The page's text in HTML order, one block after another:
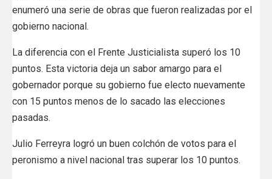
enumeró una serie de obras que fueron realizadas por el
gobierno nacional.
La diferencia con el Frente Justicialista superó los 10
puntos. Esta victoria deja un sabor amargo para el
gobernador porque su gobierno fue electo nuevamente
con 15 puntos menos de lo sacado las elecciones
pasadas.
Julio Ferreyra logró un buen colchón de votos para el
peronismo a nivel nacional tras superar los 10 puntos.